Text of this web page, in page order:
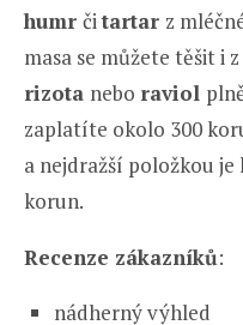
humr čitartar z
masa se můžete těšit i
rizota nebo raviol
zaplatíte okolo 300
a nejdražší položkou
korun.
Recenze zákazníků:
nádherný výhled